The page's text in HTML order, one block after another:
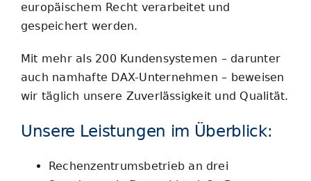
europäischem Recht verarbeitet und
gespeichert werden.
Mit mehr als 200 Kundensystemen – darunter
auch namhafte DAX-Unternehmen – beweisen
wir täglich unsere Zuverlässigkeit und Qualität.
Unsere Leistungen im Überblick:
Rechenzentrumsbetrieb an drei